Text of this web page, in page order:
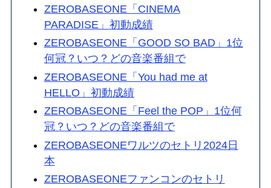
ZEROBASEONE「CINEMA
PARADISE」初動成績
ZEROBASEONE「GOOD SO BAD」1位
何冠？いつ？どの音楽番組で
ZEROBASEONE「You had me at
HELLO」初動成績
ZEROBASEONE「Feel the POP」1位何
冠？いつ？どの音楽番組で
ZEROBASEONEワルツのセトリ2024日
本
ZEROBASEONEファンコンのセトリ